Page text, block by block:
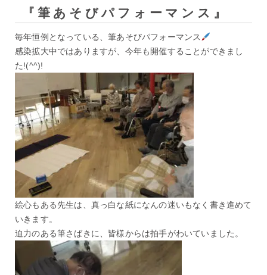
『筆あそびパフォーマンス』
毎年恒例となっている、筆あそびパフォーマンス
感染拡大中ではありますが、今年も開催することができまし
た!(^^)!
絵心もある先生は、真っ白な紙になんの迷いもなく書き進めて
いきます。
迫力のある筆さばきに、皆様からは拍手がわいていました。